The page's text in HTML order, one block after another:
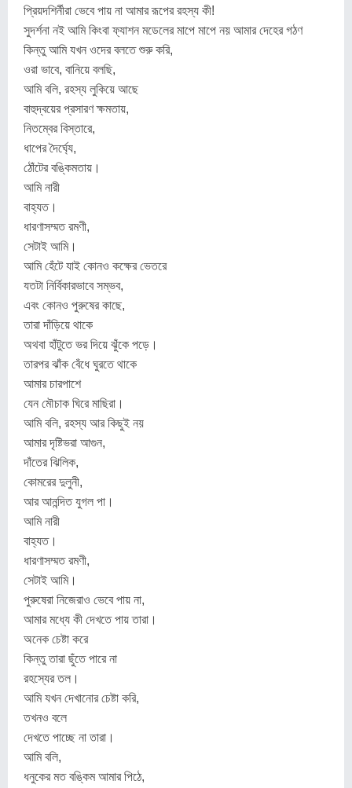
প্রিয়দশির্নীরা ভেবে পায় না আমার রূপের রহস্য কী!
সুদর্শনা নই আমি কিংবা ফ্যাশন মডেলের মাপে মাপে নয় আমার দেহের গঠণ
কিন্তু আমি যখন ওদের বলতে শুরু করি,
ওরা ভাবে, বানিয়ে বলছি,
আমি বলি, রহস্য লুকিয়ে আছে
বাহুদ্বয়ের প্রসারণ ক্ষমতায়,
নিতম্বের বিস্তারে,
ধাপের দৈর্ঘ্যে,
ঠোঁটের বঙ্কিমতায়।
আমি নারী
বাহ্যত।
ধারণাসম্মত রমণী,
সেটাই আমি।
আমি হেঁটে যাই কোনও কক্ষের ভেতরে
যতটা নির্বিকারভাবে সম্ভব,
এবং কোনও পুরুষের কাছে,
তারা দাঁড়িয়ে থাকে
অথবা হাঁটুতে ভর দিয়ে ঝুঁকে পড়ে।
তারপর ঝাঁক বেঁধে ঘুরতে থাকে
আমার চারপাশে
যেন মৌচাক ঘিরে মাছিরা।
আমি বলি, রহস্য আর কিছুই নয়
আমার দৃষ্টিভরা আগুন,
দাঁতের ঝিলিক,
কোমরের দুলুনী,
আর আনন্দিত যুগল পা।
আমি নারী
বাহ্যত।
ধারণাসম্মত রমণী,
সেটাই আমি।
পুরুষেরা নিজেরাও ভেবে পায় না,
আমার মধ্যে কী দেখতে পায় তারা।
অনেক চেষ্টা করে
কিন্তু তারা ছুঁতে পারে না
রহস্যের তল।
আমি যখন দেখানোর চেষ্টা করি,
তখনও বলে
দেখতে পাচ্ছে না তারা।
আমি বলি,
ধনুকের মত বঙ্কিম আমার পিঠে,